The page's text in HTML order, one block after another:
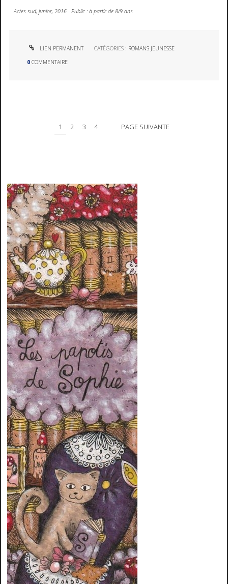
Actes sud, junior, 2016 Public : à partir de 8/9 ans
LIEN PERMANENT CATÉGORIES : ROMANS JEUNESSE
0 COMMENTAIRE
1 2 3 4 PAGE SUIVANTE